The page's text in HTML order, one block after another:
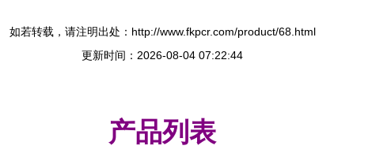
如若转载，请注明出处：http://www.fkpcr.com/product/68.html
更新时间：2026-08-04 07:22:44
产品列表